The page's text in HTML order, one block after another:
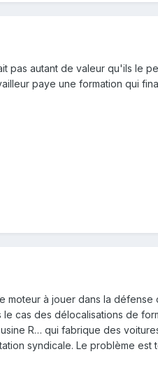
autant de valeur qu'ils le
paye une formation qui
moteur à jouer dans la
cas des délocalisations de
R… qui fabrique des
syndicale. Le problème est